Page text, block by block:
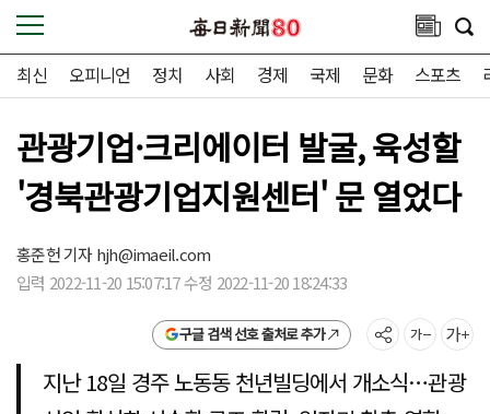
최신 오피니언 정치 사회 경제 국제 문화 스포츠
관광기업·크리에이터 발굴, 육성할
'경북관광기업지원센터' 문 열었다
홍준헌 기자hjh@imaeil.com
입력 2022-11-20 15:07:17 수정 2022-11-20 18:24:33
구글 검색 선호 출처로 추가
지난 18일 경주 노동동 천년빌딩에서 개소식…관광